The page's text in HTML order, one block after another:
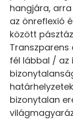
hangjára,
az önreflexió
között
Transzparens
fél lábbal / az
bizonytalan